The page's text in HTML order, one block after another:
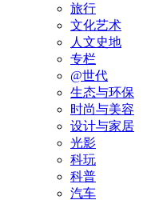
旅行
文化艺术
人文史地
专栏
@世代
生态与环保
时尚与美容
设计与家居
光影
科玩
科普
汽车